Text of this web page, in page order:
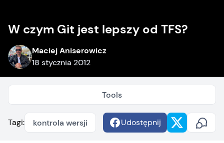
W czym Git jest lepszy od TFS?
Maciej Aniserowicz
18 stycznia 2012
Tools
Tagi: kontrola wersji Udostępnij